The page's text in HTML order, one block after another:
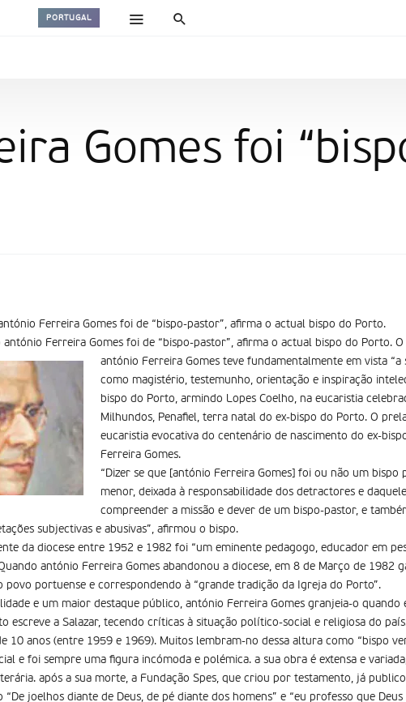
PORTUGAL
Gomes foi
Ferreira Gomes foi de “bispo-pastor”, afirma o actual bispo do Porto.
antónio Ferreira Gomes foi de “bispo-pastor”, afirma o actual bispo do Porto.
antónio Ferreira Gomes teve fundamentalmente em vista “a
como magistério, testemunho, orientação e inspiração
bispo do Porto, armindo Lopes Coelho, na eucaristia
Milhundos, Penafiel, terra natal do ex-bispo do Porto. O
eucaristia evocativa do centenário de nascimento do ex-
Ferreira Gomes.
“Dizer se que [antónio Ferreira Gomes] foi ou não um bispo
menor, deixada à responsabilidade dos detractores e
compreender a missão e dever de um bispo-pastor, e
subjectivas e abusivas”, afirmou o bispo.
da diocese entre 1952 e 1982 foi “um eminente pedagogo, educador em
antónio Ferreira Gomes abandonou a diocese, em 8 de Março de 1982
povo portuense e correspondendo à “grande tradição da Igreja do Porto”.
e um maior destaque público, antónio Ferreira Gomes granjeia-o quando
escreve a Salazar, tecendo críticas à situação político-social e religiosa do
10 anos (entre 1959 e 1969). Muitos lembram-no dessa altura como “bispo
e foi sempre uma figura incómoda e polémica. a sua obra é extensa e
após a sua morte, a Fundação Spes, que criou por testamento, já
“De joelhos diante de Deus, de pé diante dos homens” e “eu professo que